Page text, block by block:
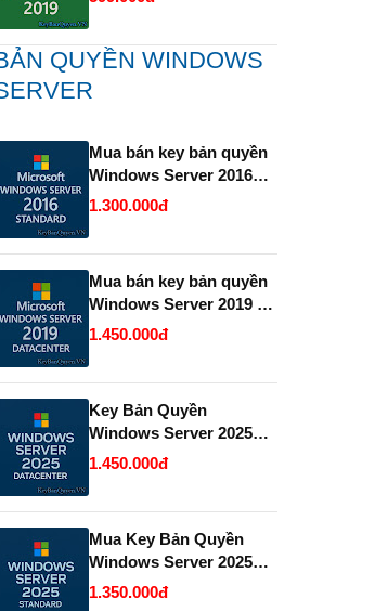
QUYỀN WINDOWS
Mua bán key bản quyền
Windows Server 2016
Standard .
1.300.000đ
Mua bán key bản quyền
Windows Server 2019 và
2022 Datacenter.
1.450.000đ
Key Bản Quyền
Windows Server 2025
Datacenter Vĩnh Viễn
1.450.000đ
Mua Key Bản Quyền
Windows Server 2025
Standard và Datacenter
1.350.000đ